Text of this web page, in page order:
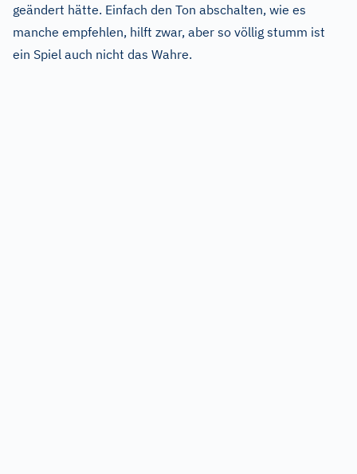
geändert hätte. Einfach den Ton abschalten, wie es
manche empfehlen, hilft zwar, aber so völlig stumm ist
ein Spiel auch nicht das Wahre.